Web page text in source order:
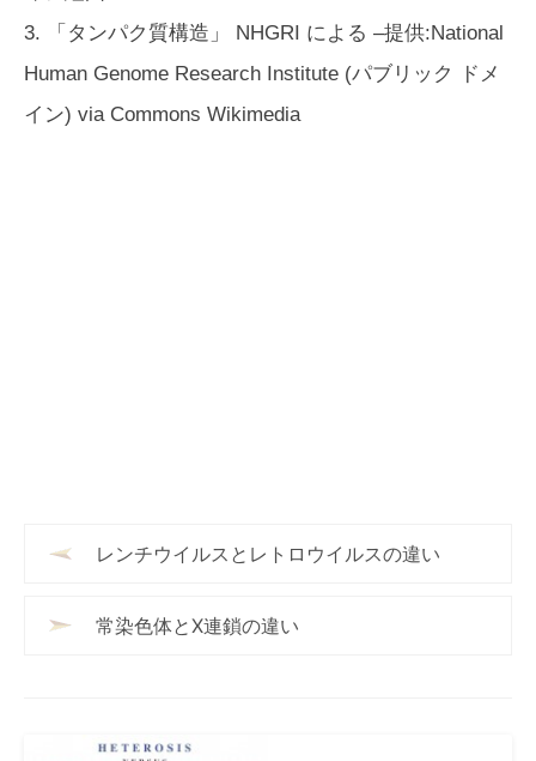
3. 「タンパク質構造」 NHGRI による –提供:National
Human Genome Research Institute (パブリック ドメ
イン) via Commons Wikimedia
レンチウイルスとレトロウイルスの違い
常染色体とX連鎖の違い